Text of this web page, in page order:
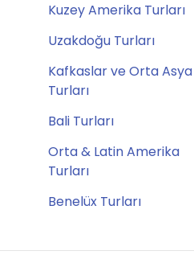
Kuzey Amerika Turları
Uzakdoğu Turları
Kafkaslar ve Orta Asya
Turları
Bali Turları
Orta & Latin Amerika
Turları
Benelüx Turları